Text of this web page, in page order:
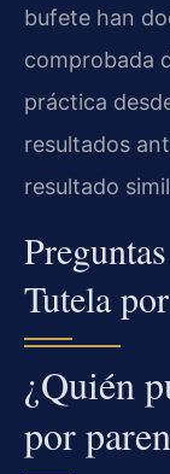
bufete han
comprobada
práctica
resultados
resultado
Tutela
¿Quién
por